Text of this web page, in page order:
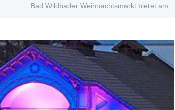
Bad Wildbader Weihnachtsmarkt bietet am...